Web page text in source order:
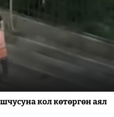
кол көтөргөн аял